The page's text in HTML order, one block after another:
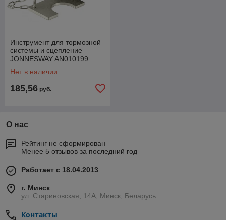
Инструмент для тормозной
системы и сцепление
JONNESWAY AN010199
Нет в наличии
185,56 руб.
О нас
Рейтинг не сформирован
Менее 5 отзывов за последний год
Работает с 18.04.2013
г. Минск
ул. Стариновская, 14А, Минск, Беларусь
Контакты